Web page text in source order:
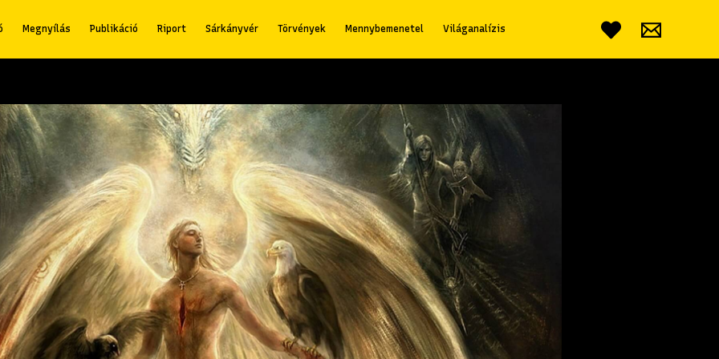
Megnyílás Publikáció Riport Sárkányvér Törvények Mennybemenetel Világanalízis